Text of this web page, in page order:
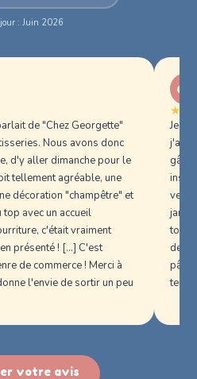
: Juin 2026
de "Chez Georgette"
Nous avons donc
d'y aller dimanche pour le
tellement agréable, une
décoration "champêtre" et
avec un accueil
c'était vraiment
présenté ! [...] C'est
de commerce ! Merci à
l'envie de sortir un peu
CA
Je
j'ai
tout
de
votre avis